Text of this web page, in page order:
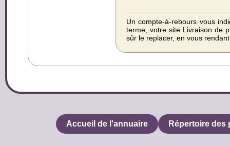
Un compte-à-rebours vous
terme, votre site Livraison de
sûr le replacer, en vous
Accueil de l'annuaire Répertoire